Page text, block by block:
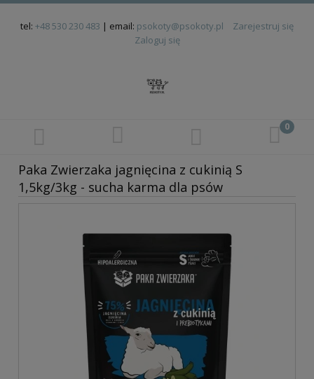
tel: +48 530 230 483 | email: psokoty@psokoty.pl
Zarejestruj się
Zaloguj się
Paka Zwierzaka jagnięcina z cukinią S
1,5kg/3kg - sucha karma dla psów